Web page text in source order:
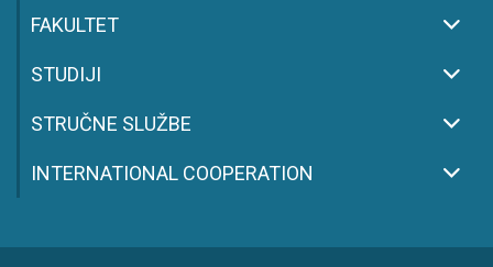
FAKULTET
STUDIJI
STRUČNE SLUŽBE
INTERNATIONAL COOPERATION